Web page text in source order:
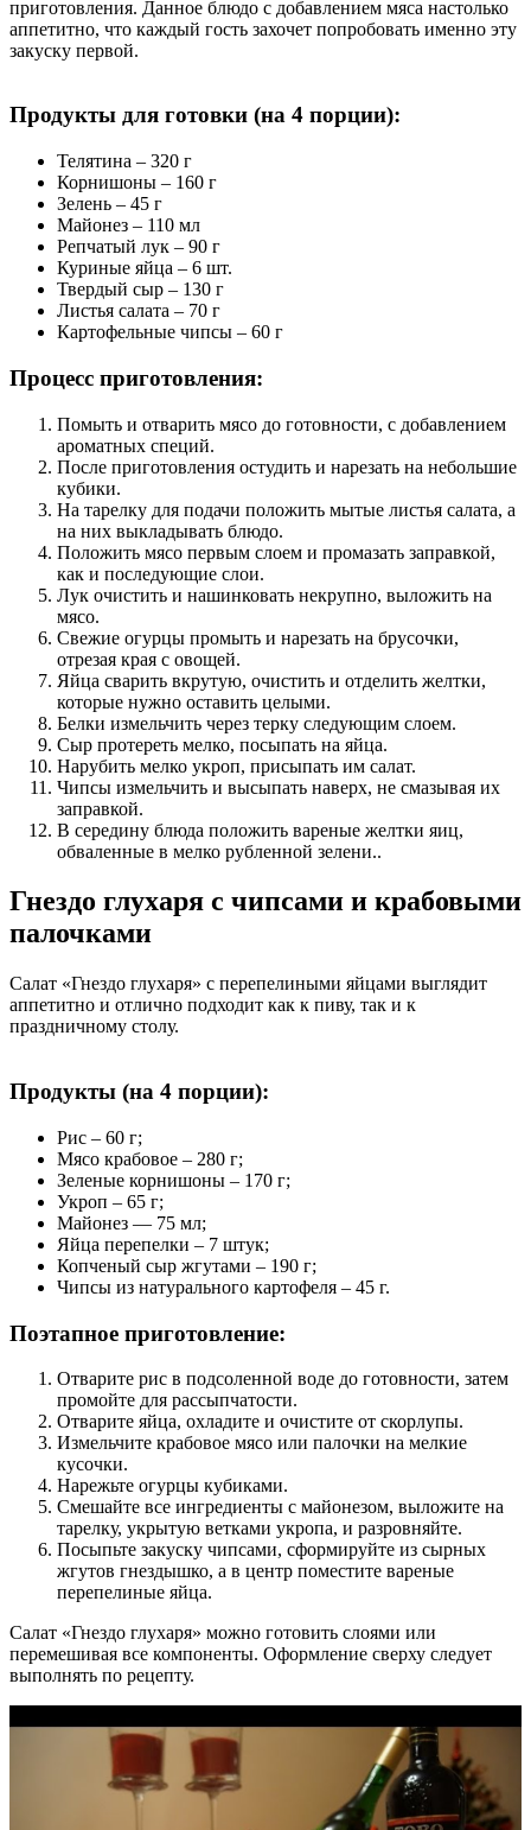
приготовления. Данное блюдо с добавлением мяса настолько
аппетитно, что каждый гость захочет попробовать именно эту
закуску первой.
Продукты для готовки (на 4 порции):
Телятина – 320 г
Корнишоны – 160 г
Зелень – 45 г
Майонез – 110 мл
Репчатый лук – 90 г
Куриные яйца – 6 шт.
Твердый сыр – 130 г
Листья салата – 70 г
Картофельные чипсы – 60 г
Процесс приготовления:
Помыть и отварить мясо до готовности, с добавлением
ароматных специй.
После приготовления остудить и нарезать на небольшие
кубики.
На тарелку для подачи положить мытые листья салата, а
на них выкладывать блюдо.
Положить мясо первым слоем и промазать заправкой,
как и последующие слои.
Лук очистить и нашинковать некрупно, выложить на
мясо.
Свежие огурцы промыть и нарезать на брусочки,
отрезая края с овощей.
Яйца сварить вкрутую, очистить и отделить желтки,
которые нужно оставить целыми.
Белки измельчить через терку следующим слоем.
Сыр протереть мелко, посыпать на яйца.
Нарубить мелко укроп, присыпать им салат.
Чипсы измельчить и высыпать наверх, не смазывая их
заправкой.
В середину блюда положить вареные желтки яиц,
обваленные в мелко рубленной зелени..
Гнездо глухаря с чипсами и крабовыми
палочками
Салат «Гнездо глухаря» с перепелиными яйцами выглядит
аппетитно и отлично подходит как к пиву, так и к
праздничному столу.
Продукты (на 4 порции):
Рис – 60 г;
Мясо крабовое – 280 г;
Зеленые корнишоны – 170 г;
Укроп – 65 г;
Майонез — 75 мл;
Яйца перепелки – 7 штук;
Копченый сыр жгутами – 190 г;
Чипсы из натурального картофеля – 45 г.
Поэтапное приготовление:
Отварите рис в подсоленной воде до готовности, затем
промойте для рассыпчатости.
Отварите яйца, охладите и очистите от скорлупы.
Измельчите крабовое мясо или палочки на мелкие
кусочки.
Нарежьте огурцы кубиками.
Смешайте все ингредиенты с майонезом, выложите на
тарелку, укрытую ветками укропа, и разровняйте.
Посыпьте закуску чипсами, сформируйте из сырных
жгутов гнездышко, а в центр поместите вареные
перепелиные яйца.
Салат «Гнездо глухаря» можно готовить слоями или
перемешивая все компоненты. Оформление сверху следует
выполнять по рецепту.